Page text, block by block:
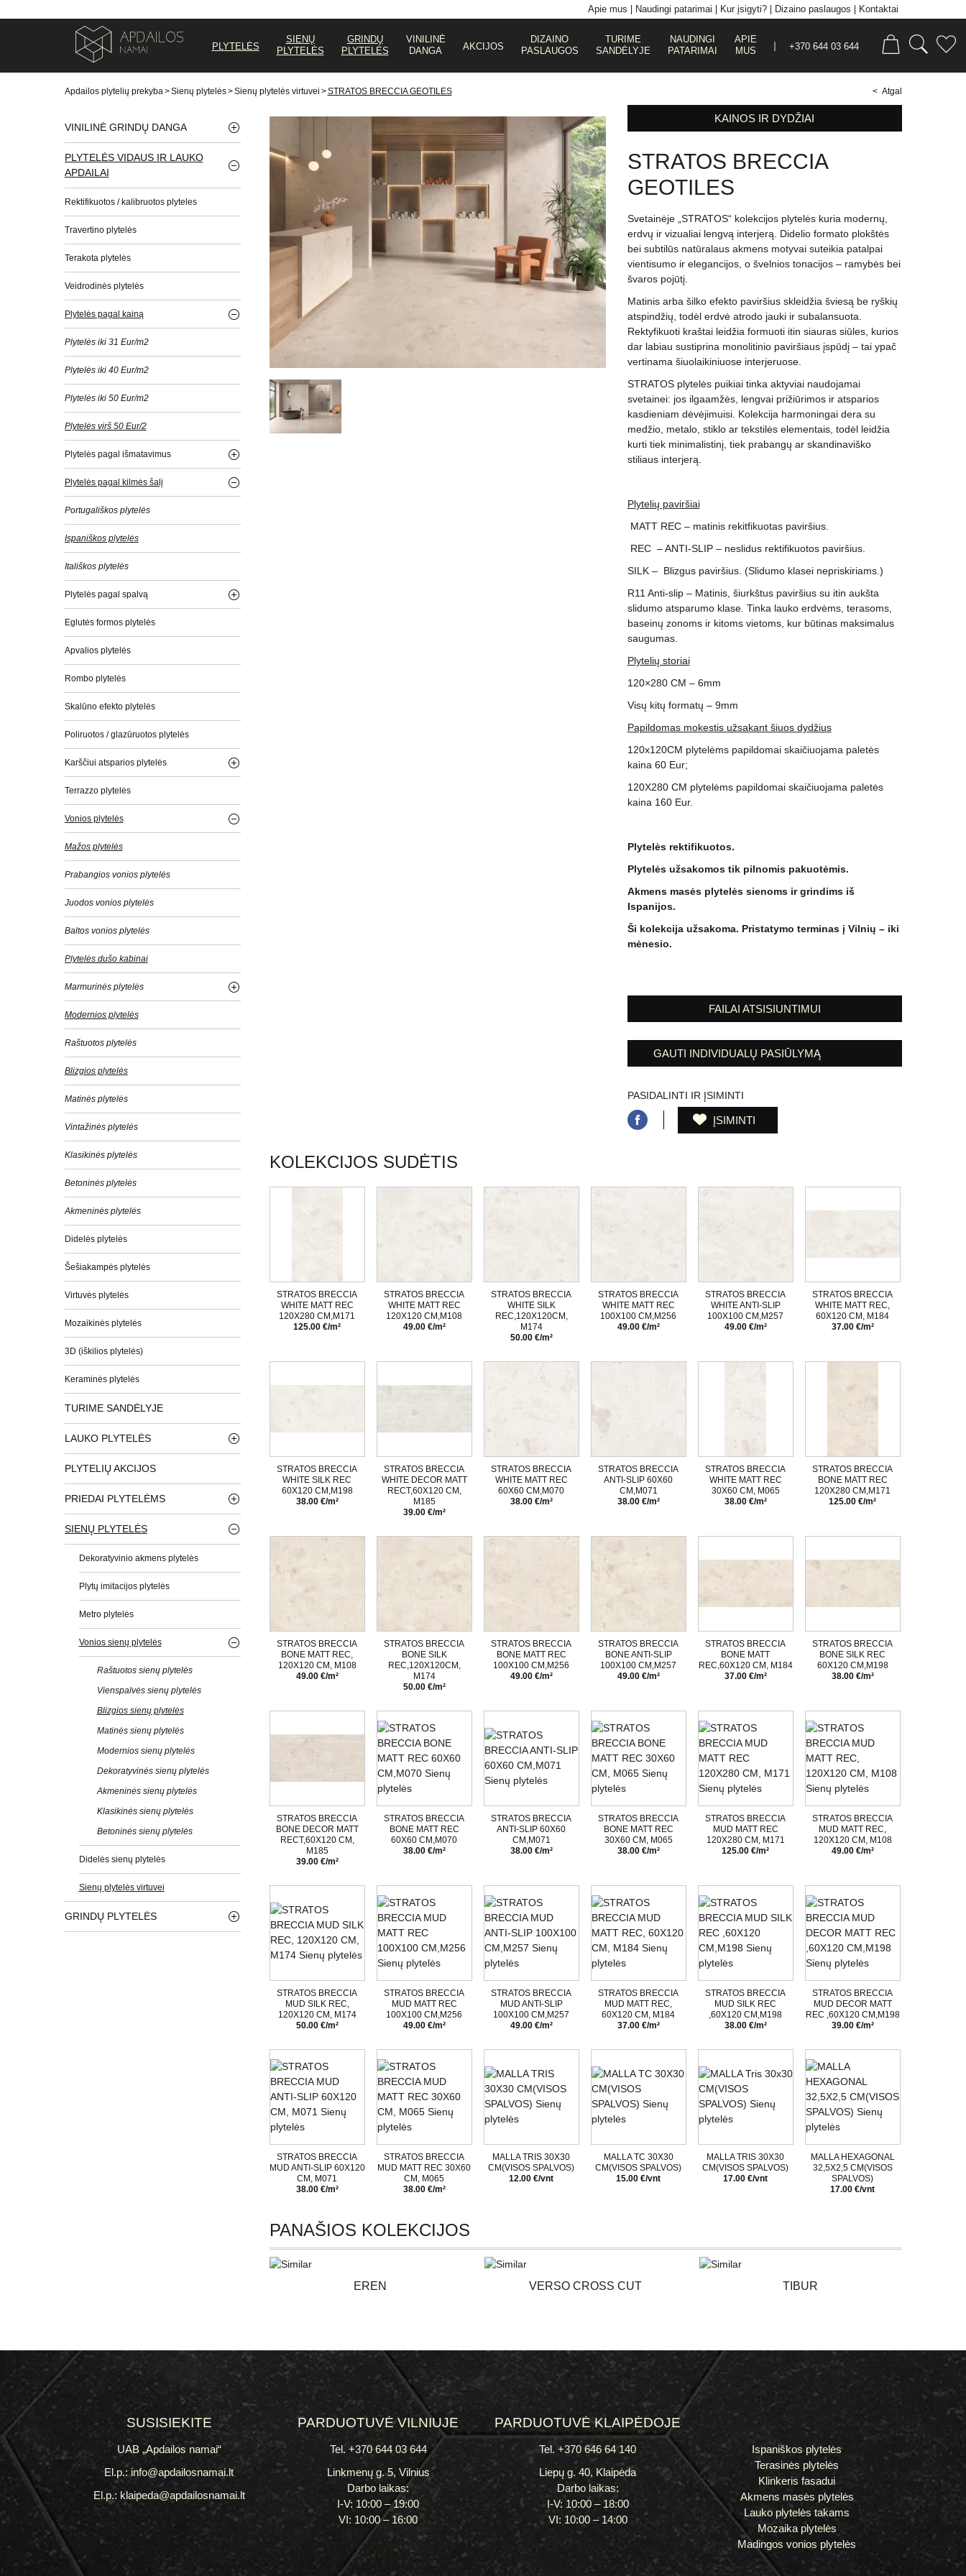
Apie mus Naudingi patarimai Kur įsigyti? Dizaino paslaugos Kontaktai
PLYTELĖS
SIENŲ
PLYTELĖS
GRINDŲ
PLYTELĖS
VINILINĖ
DANGA
AKCIJOS
DIZAINO
PASLAUGOS
TURIME
SANDĖLYJE
NAUDINGI
PATARIMAI
APIE
MUS
+370 644 03 644
Apdailos plytelių prekyba >Sienų plytelės>Sienų plytelės virtuvei >STRATOS BRECCIA GEOTILES < Atgal
VINILINĖ GRINDŲ DANGA
PLYTELĖS VIDAUS IR LAUKO
APDAILAI
Rektifikuotos / kalibruotos plyteles
Travertino plytelės
Terakota plytelės
Veidrodinės plytelės
Plytelės pagal kainą
Plytelės iki 31 Eur/m2
Plytelės iki 40 Eur/m2
Plytelės iki 50 Eur/m2
Plytelės virš 50 Eur/2
Plytelės pagal išmatavimus
Plytelės pagal kilmės šalį
Portugališkos plytelės
Ispaniškos plytelės
Itališkos plytelės
Plytelės pagal spalvą
Eglutės formos plytelės
Apvalios plytelės
Rombo plytelės
Skalūno efekto plytelės
Poliruotos / glazūruotos plytelės
Karščiui atsparios plytelės
Terrazzo plytelės
Vonios plytelės
Mažos plytelės
Prabangios vonios plytelės
Juodos vonios plytelės
Baltos vonios plytelės
Plytelės dušo kabinai
Marmurinės plytelės
Modernios plytelės
Raštuotos plytelės
Blizgios plytelės
Matinės plytelės
Vintažinės plytelės
Klasikinės plytelės
Betoninės plytelės
Akmeninės plytelės
Didelės plytelės
Šešiakampės plytelės
Virtuvės plytelės
Mozaikinės plytelės
3D (iškilios plytelės)
Keraminės plytelės
TURIME SANDĖLYJE
LAUKO PLYTELĖS
PLYTELIŲ AKCIJOS
PRIEDAI PLYTELĖMS
SIENŲ PLYTELĖS
Dekoratyvinio akmens plytelės
Plytų imitacijos plytelės
Metro plytelės
Vonios sienų plytelės
Raštuotos sienų plytelės
Vienspalvės sienų plytelės
Blizgios sienų plytelės
Matinės sienų plytelės
Modernios sienų plytelės
Dekoratyvinės sienų plytelės
Akmeninės sienų plytelės
Klasikinės sienų plytelės
Betoninės sienų plytelės
Didelės sienų plytelės
Sienų plytelės virtuvei
GRINDŲ PLYTELĖS
KAINOS IR DYDŽIAI
STRATOS BRECCIA
GEOTILES
Svetainėje „STRATOS“ kolekcijos plytelės kuria modernų,
erdvų ir vizualiai lengvą interjerą. Didelio formato plokštės
bei subtilūs natūralaus akmens motyvai suteikia patalpai
vientisumo ir elegancijos, o švelnios tonacijos – ramybės bei
švaros pojūtį.
Matinis arba šilko efekto paviršius skleidžia šviesą be ryškių
atspindžių, todėl erdvė atrodo jauki ir subalansuota.
Rektyfikuoti kraštai leidžia formuoti itin siauras siūles, kurios
dar labiau sustiprina monolitinio paviršiaus įspūdį – tai ypač
vertinama šiuolaikiniuose interjeruose.
STRATOS plytelės puikiai tinka aktyviai naudojamai
svetainei: jos ilgaamžės, lengvai prižiūrimos ir atsparios
kasdieniam dėvėjimuisi. Kolekcija harmoningai dera su
medžio, metalo, stiklo ar tekstilės elementais, todėl leidžia
kurti tiek minimalistinį, tiek prabangų ar skandinaviško
stiliaus interjerą.
Plytelių paviršiai
MATT REC – matinis rekitfikuotas paviršius.
REC – ANTI-SLIP – neslidus rektifikuotos paviršius.
SILK – Blizgus paviršius. (Slidumo klasei nepriskiriams.)
R11 Anti-slip – Matinis, šiurkštus paviršius su itin aukšta
slidumo atsparumo klase. Tinka lauko erdvėms, terasoms,
baseinų zonoms ir kitoms vietoms, kur būtinas maksimalus
saugumas.
Plytelių storiai
120×280 CM – 6mm
Visų kitų formatų – 9mm
Papildomas mokestis užsakant šiuos dydžius
120x120CM plytelėms papildomai skaičiuojama paletės
kaina 60 Eur;
120X280 CM plytelėms papildomai skaičiuojama paletės
kaina 160 Eur.
Plytelės rektifikuotos.
Plytelės užsakomos tik pilnomis pakuotėmis.
Akmens masės plytelės sienoms ir grindims iš
Ispanijos.
Ši kolekcija užsakoma. Pristatymo terminas į Vilnių – iki
mėnesio.
FAILAI ATSISIUNTIMUI
GAUTI INDIVIDUALŲ PASIŪLYMĄ
PASIDALINTI IR ĮSIMINTI
ĮSIMINTI
KOLEKCIJOS SUDĖTIS
STRATOS BRECCIA
WHITE MATT REC
120X280 CM,M171
125.00 €/m²
STRATOS BRECCIA
WHITE MATT REC
120X120 CM,M108
49.00 €/m²
STRATOS BRECCIA
WHITE SILK
REC,120X120CM,
M174
50.00 €/m²
STRATOS BRECCIA
WHITE MATT REC
100X100 CM,M256
49.00 €/m²
STRATOS BRECCIA
WHITE ANTI-SLIP
100X100 CM,M257
49.00 €/m²
STRATOS BRECCIA
WHITE MATT REC,
60X120 CM, M184
37.00 €/m²
STRATOS BRECCIA
WHITE SILK REC
60X120 CM,M198
38.00 €/m²
STRATOS BRECCIA
WHITE DECOR MATT
RECT,60X120 CM,
M185
39.00 €/m²
STRATOS BRECCIA
WHITE MATT REC
60X60 CM,M070
38.00 €/m²
STRATOS BRECCIA
ANTI-SLIP 60X60
CM,M071
38.00 €/m²
STRATOS BRECCIA
WHITE MATT REC
30X60 CM, M065
38.00 €/m²
STRATOS BRECCIA
BONE MATT REC
120X280 CM,M171
125.00 €/m²
STRATOS BRECCIA
BONE MATT REC,
120X120 CM, M108
49.00 €/m²
STRATOS BRECCIA
BONE SILK
REC,120X120CM,
M174
50.00 €/m²
STRATOS BRECCIA
BONE MATT REC
100X100 CM,M256
49.00 €/m²
STRATOS BRECCIA
BONE ANTI-SLIP
100X100 CM,M257
49.00 €/m²
STRATOS BRECCIA
BONE MATT
REC,60X120 CM, M184
37.00 €/m²
STRATOS BRECCIA
BONE SILK REC
60X120 CM,M198
38.00 €/m²
STRATOS BRECCIA
BONE DECOR MATT
RECT,60X120 CM,
M185
39.00 €/m²
STRATOS BRECCIA
BONE MATT REC
60X60 CM,M070
38.00 €/m²
STRATOS BRECCIA
ANTI-SLIP 60X60
CM,M071
38.00 €/m²
STRATOS BRECCIA
BONE MATT REC
30X60 CM, M065
38.00 €/m²
STRATOS BRECCIA
MUD MATT REC
120X280 CM, M171
125.00 €/m²
STRATOS BRECCIA
MUD MATT REC,
120X120 CM, M108
49.00 €/m²
STRATOS BRECCIA
MUD SILK REC,
120X120 CM, M174
50.00 €/m²
STRATOS BRECCIA
MUD MATT REC
100X100 CM,M256
49.00 €/m²
STRATOS BRECCIA
MUD ANTI-SLIP
100X100 CM,M257
49.00 €/m²
STRATOS BRECCIA
MUD MATT REC,
60X120 CM, M184
37.00 €/m²
STRATOS BRECCIA
MUD SILK REC
,60X120 CM,M198
38.00 €/m²
STRATOS BRECCIA
MUD DECOR MATT
REC ,60X120 CM,M198
39.00 €/m²
STRATOS BRECCIA
MUD ANTI-SLIP 60X120
CM, M071
38.00 €/m²
STRATOS BRECCIA
MUD MATT REC 30X60
CM, M065
38.00 €/m²
MALLA TRIS 30X30
CM(VISOS SPALVOS)
12.00 €/vnt
MALLA TC 30X30
CM(VISOS SPALVOS)
15.00 €/vnt
MALLA TRIS 30X30
CM(VISOS SPALVOS)
17.00 €/vnt
MALLA HEXAGONAL
32,5X2,5 CM(VISOS
SPALVOS)
17.00 €/vnt
PANAŠIOS KOLEKCIJOS
EREN VERSO CROSS CUT TIBUR
SUSISIEKITE
UAB „Apdailos namai“
El.p.: info@apdailosnamai.lt
El.p.: klaipeda@apdailosnamai.lt
PARDUOTUVĖ VILNIUJE
Tel. +370 644 03 644
Linkmenų g. 5, Vilnius
Darbo laikas:
I-V: 10:00 – 19:00
VI: 10:00 – 16:00
PARDUOTUVĖ KLAIPĖDOJE
Tel. +370 646 64 140
Liepų g. 40, Klaipėda
Darbo laikas:
I-V: 10:00 – 18:00
VI: 10:00 – 14:00
Ispaniškos plytelės
Terasinės plytelės
Klinkeris fasadui
Akmens masės plytelės
Lauko plytelės takams
Mozaika plytelės
Madingos vonios plytelės